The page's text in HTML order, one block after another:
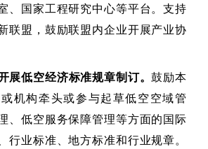
、国家工程研究中心等平台。支持
联盟，鼓励联盟内企业开展产业协
展低空经济标准规章制订。鼓励本
机构牵头或参与起草低空空域管
、低空服务保障管理等方面的国际
行业标准、地方标准和行业规章。